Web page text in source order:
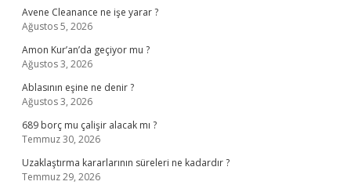
Avene Cleanance ne işe yarar ?
Ağustos 5, 2026
Amon Kur’an’da geçiyor mu ?
Ağustos 3, 2026
Ablasının eşine ne denir ?
Ağustos 3, 2026
689 borç mu çalişir alacak mı ?
Temmuz 30, 2026
Uzaklaştırma kararlarının süreleri ne kadardır ?
Temmuz 29, 2026